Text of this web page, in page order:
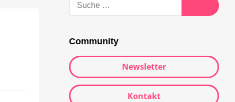
Community
Newsletter
Kontakt